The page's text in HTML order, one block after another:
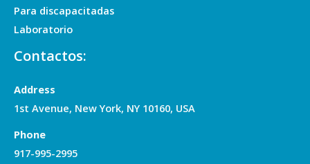
Para discapacitadas
Laboratorio
Contactos:
Address
1st Avenue, New York, NY 10160, USA
Phone
917-995-2995